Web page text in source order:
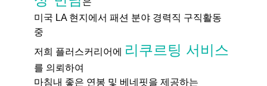
미국 LA 현지에서 패션 분야 경력직 구직활동
중
저희 플러스커리어에
리쿠르팅 서비스
를 의뢰하여
마침내 좋은 연봉 및 베네핏을 제공하는